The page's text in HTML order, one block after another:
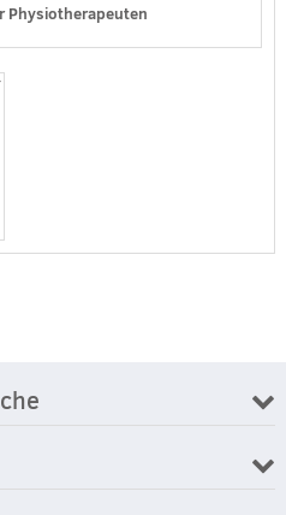
Physiotherapeuten